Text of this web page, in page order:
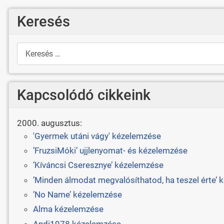
Keresés
Keresés
Kapcsolódó cikkeink
2000. augusztus:
'Gyermek utáni vágy' kézelemzése
’FruzsiMóki’ ujjlenyomat- és kézelemzése
’Kíváncsi Cseresznye’ kézelemzése
’Minden álmodat megvalósíthatod, ha teszel érte’
’No Name’ kézelemzése
Alma kézelemzése